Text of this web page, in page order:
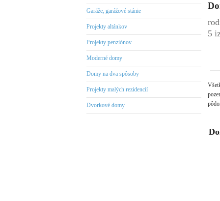
Garáže, garážové stánie
Projekty altánkov
Projekty penziónov
Moderné domy
Domy na dva spôsoby
Projekty malých rezidencií
Dvorkové domy
5